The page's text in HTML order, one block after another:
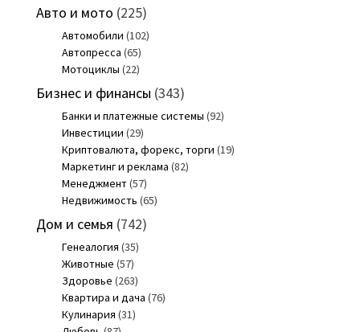
Авто и мото (225)
Автомобили (102)
Автопресса (65)
Мотоциклы (22)
Бизнес и финансы (343)
Банки и платежные системы (92)
Инвестиции (29)
Криптовалюта, форекс, торги (19)
Маркетинг и реклама (82)
Менеджмент(57)
Недвижимость (65)
Дом и семья (742)
Генеалогия (35)
Животные (57)
Здоровье (263)
Квартира и дача (76)
Кулинария (31)